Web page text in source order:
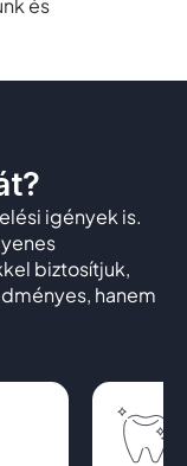
és
igények is.
biztosítjuk,
hanem